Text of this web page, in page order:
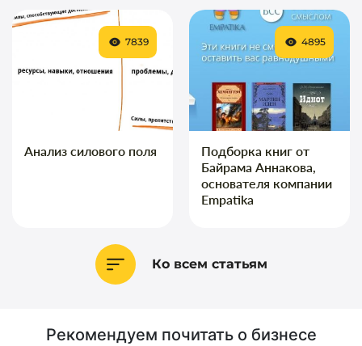
Анализ силового поля
7839
Подборка книг от
Байрама Аннакова,
основателя компании
Empatika
4895
Ко всем статьям
Рекомендуем почитать о бизнесе